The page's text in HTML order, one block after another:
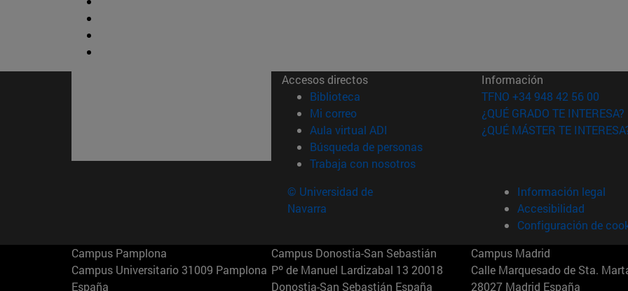
Accesos directos
Biblioteca (abre en nueva ventana)
Mi correo(abre en nueva ventana)
Aula virtual ADI (abre en nueva ventana)
Búsqueda de personas(abre en nueva ventana)
Trabaja con nosotros(abre en nueva ventana)
Información
TFNO +34 948 42 56 00
¿QUÉ GRADO TE INTERESA?
¿QUÉ MÁSTER TE
© Universidad de
Navarra
Información legal
Accesibilidad
Configuración de
Campus Pamplona
Campus Universitario 31009 Pamplona
España
Campus Donostia-San Sebastián
Pº de Manuel Lardizabal 13 20018
Donostia-San Sebastián España
Campus Madrid
Calle Marquesado de Sta.
28027 Madrid España